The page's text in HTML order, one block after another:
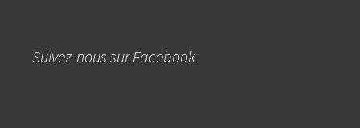
Suivez-nous sur Facebook